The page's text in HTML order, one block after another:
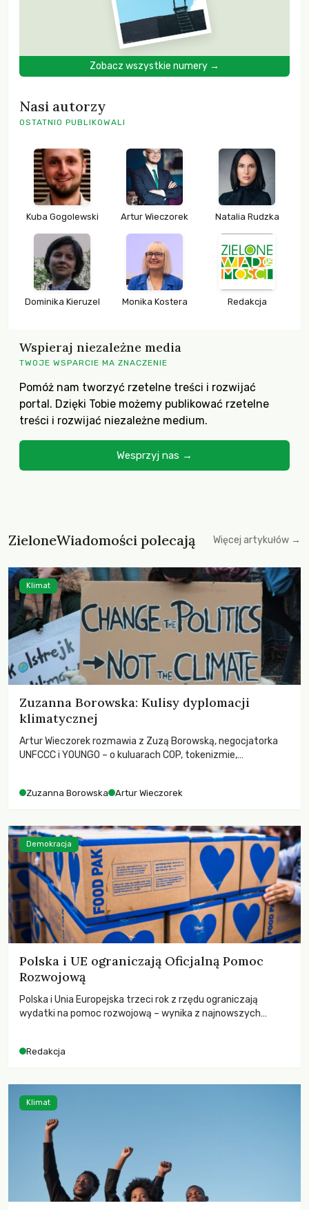
Zobacz wszystkie numery →
Nasi autorzy
OSTATNIO PUBLIKOWALI
Kuba Gogolewski Artur Wieczorek Natalia Rudzka
Dominika Kieruzel Monika Kostera Redakcja
Wspieraj niezależne media
TWOJE WSPARCIE MA ZNACZENIE
Pomóż nam tworzyć rzetelne treści i rozwijać
portal. Dzięki Tobie możemy publikować rzetelne
treści i rozwijać niezależne medium.
Wesprzyj nas →
ZieloneWiadomości polecają Więcej artykułów →
Zuzanna Borowska: Kulisy dyplomacji
klimatycznej
Artur Wieczorek rozmawia z Zuzą Borowską, negocjatorka
UNFCCC i YOUNGO – o kuluarach COP, tokenizmie,
Zuzanna Borowska Artur Wieczorek
Klimat
Polska i UE ograniczają Oficjalną Pomoc
Rozwojową
Polska i Unia Europejska trzeci rok z rzędu ograniczają
wydatki na pomoc rozwojową – wynika z najnowszych
odnotowano największe tąpnięcie ODA w historii. Jakie będą
kryzysami i ubóstwem?
Redakcja
Demokracja
Klimat